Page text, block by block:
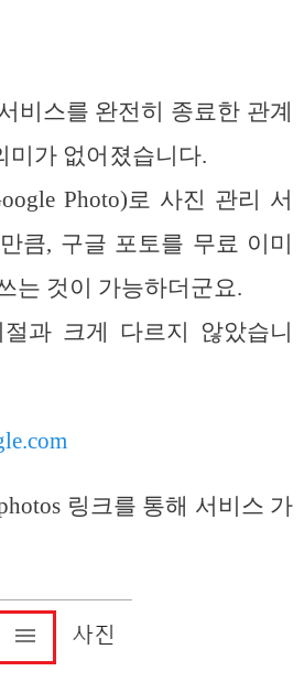
비스를 완전히 종료한 관계
미가 없어졌습니다.
Photo)로 사진 관리 서
큼, 구글 포토를 무료 이미
는 것이 가능하더군요.
과 크게 다르지 않았습니
링크를 통해 서비스 가